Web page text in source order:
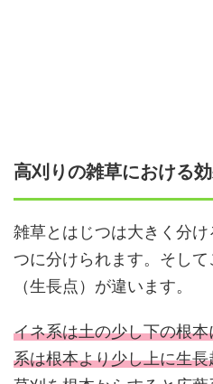
高刈りの雑草における
雑草とはじつは大きく分け
つに分けられます。そし
（生長点）が違います。
イネ系は土の少し下の根
系は根本より少し上に生長